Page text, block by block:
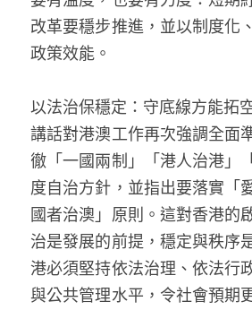
改革要穩步推進，並以制度化
政策效能。
以法治保穩定：守底線方能拓
講話對港澳工作再次強調全面
徹「一國兩制」「港人治港」
度自治方針，並指出要落實「
國者治澳」原則。這對香港的
治是發展的前提，穩定與秩序
港必須堅持依法治理、依法行
與公共管理水平，令社會預期